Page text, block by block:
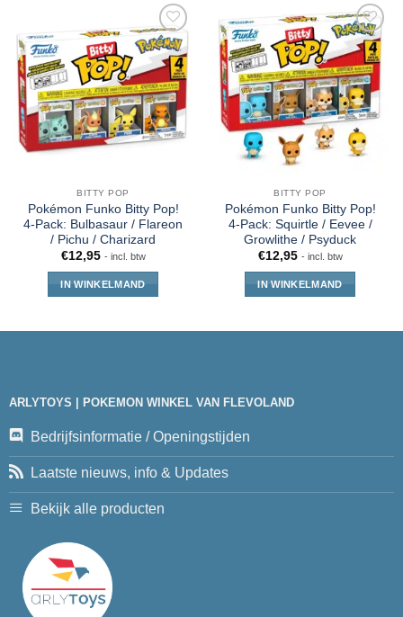
BITTY POP
Pokémon Funko Bitty Pop!
4-Pack: Bulbasaur / Flareon
/ Pichu / Charizard
€12,95 - incl. btw
IN WINKELMAND
BITTY POP
Pokémon Funko Bitty Pop!
4-Pack: Squirtle / Eevee /
Growlithe / Psyduck
€12,95 - incl. btw
IN WINKELMAND
ARLYTOYS | POKEMON WINKEL VAN FLEVOLAND
Bedrijfsinformatie / Openingstijden
Laatste nieuws, info & Updates
Bekijk alle producten